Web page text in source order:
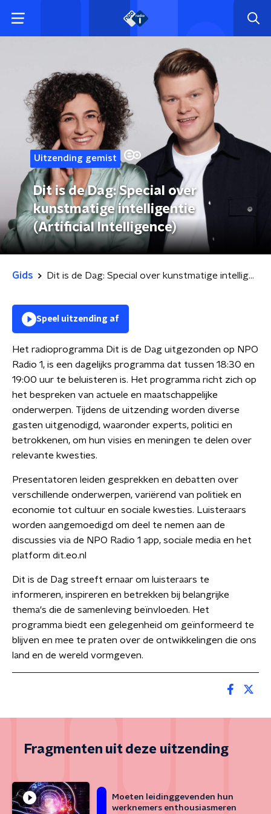
Uitzending gemist
Dit is de Dag: Special over
kunstmatige intelligentie
(Artificial Intelligence)
Gids Dit is de Dag: Special over kunstmatige intelligentie (Artificial Intelligence)
Speel uitzending af
Het radioprogramma Dit is de Dag uitgezonden op NPO
Radio 1, is een dagelijks programma dat tussen 18:30 en
19:00 uur te beluisteren is. Het programma richt zich op
het bespreken van actuele en maatschappelijke
onderwerpen. Tijdens de uitzending worden diverse
gasten uitgenodigd, waaronder experts, politici en
betrokkenen, om hun visies en meningen te delen over
relevante kwesties.
Presentatoren leiden gesprekken en debatten over
verschillende onderwerpen, variërend van politiek en
economie tot cultuur en sociale kwesties. Luisteraars
worden aangemoedigd om deel te nemen aan de
discussies via de NPO Radio 1 app, sociale media en het
platform dit.eo.nl
Dit is de Dag streeft ernaar om luisteraars te
informeren, inspireren en betrekken bij belangrijke
thema's die de samenleving beïnvloeden. Het
programma biedt een gelegenheid om geïnformeerd te
blijven en mee te praten over de ontwikkelingen die ons
land en de wereld vormgeven.
Fragmenten uit deze uitzending
Moeten leidinggevenden hun
werknemers enthousiasmeren